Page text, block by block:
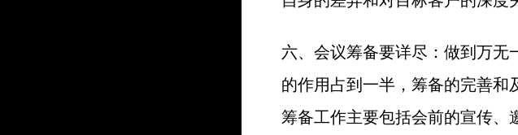
六、会议筹备要详尽：做到万
的作用占到一半，筹备的完善
筹备工作主要包括会前的宣传